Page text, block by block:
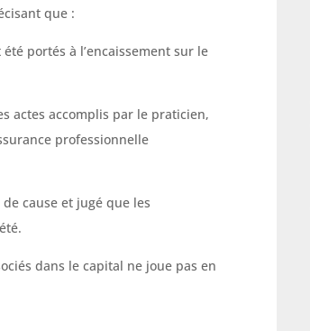
que :
portés à l’encaissement sur le
actes accomplis par le praticien,
professionnelle
de cause et jugé que les
dans le capital ne joue pas en